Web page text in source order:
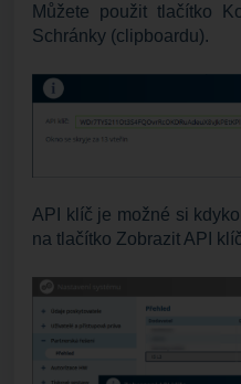
Můžete použit tlačítko
Schránky (clipboardu).
API klíč je možné si
na tlačítko Zobrazit API